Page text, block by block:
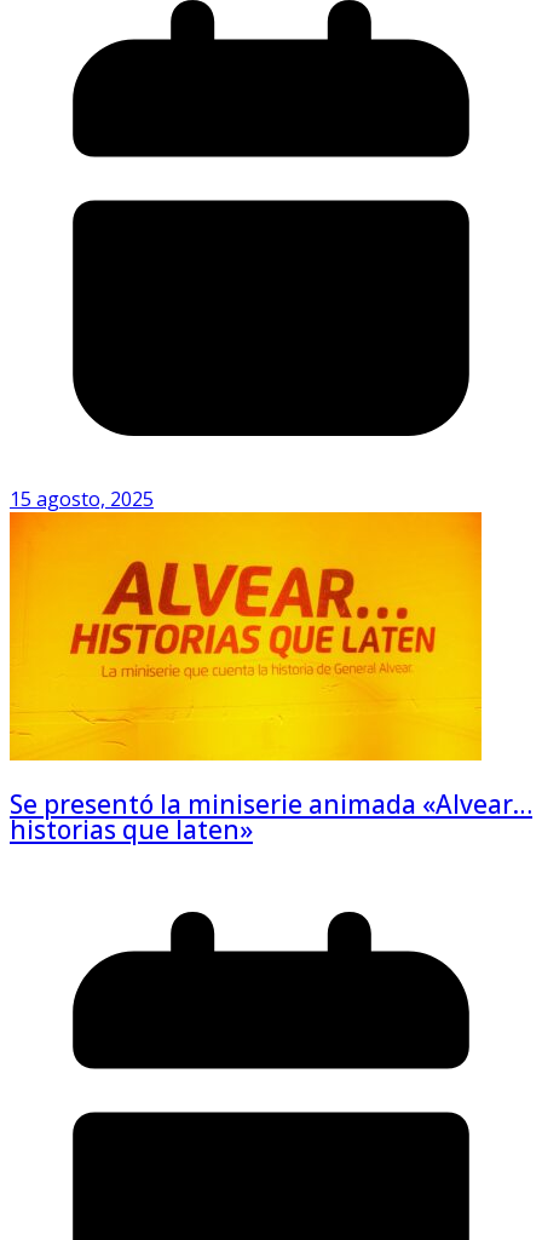
15 agosto, 2025
Se presentó la miniserie animada «Alvear…
historias que laten»